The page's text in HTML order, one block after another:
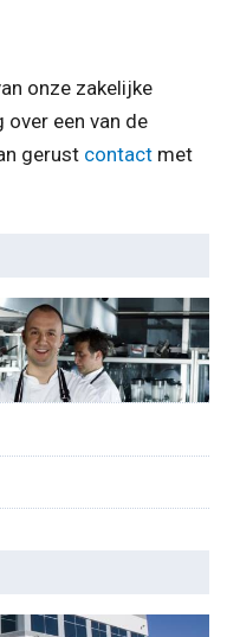
onze zakelijke
over een van de
gerust contact met